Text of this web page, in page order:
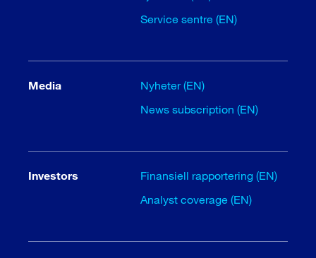
Service sentre (EN)
Media
Nyheter (EN)
News subscription (EN)
Investors
Finansiell rapportering (EN)
Analyst coverage (EN)